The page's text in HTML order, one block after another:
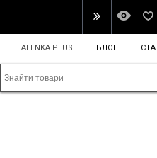
ALENKA PLUS БЛОГ